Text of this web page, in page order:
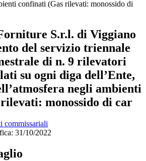
confinati (Gas rilevati: monossido di
S.r.l. di Viggiano
del servizio triennale
di n. 9 rilevatori
su ogni diga dell’Ente,
negli ambienti
monossido di car
commissariali
31/10/2022